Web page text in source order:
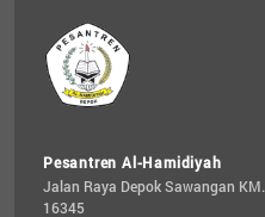
Pesantren Al-Hamidiyah
Jalan Raya Depok Sawangan
16345